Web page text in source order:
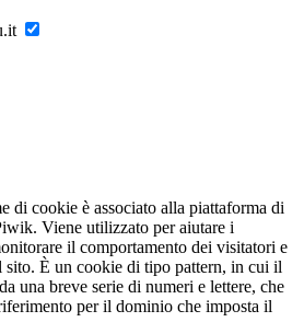
di cookie è associato alla piattaforma di
Viene utilizzato per aiutare i
il comportamento dei visitatori e
sito. È un cookie di tipo pattern, in cui il
una breve serie di numeri e lettere, che
per il dominio che imposta il